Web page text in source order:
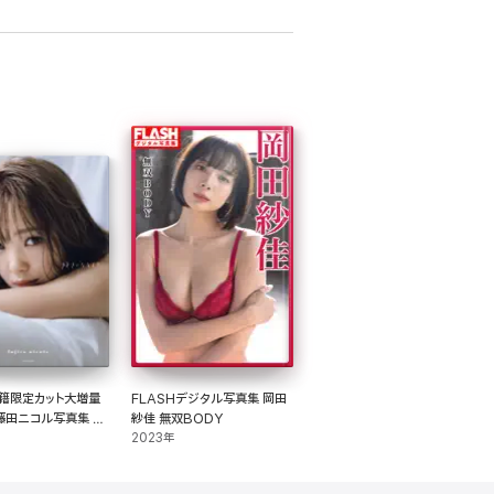
限定カット大増量
ニコル写真集 好
FLASHデジタル写真集 岡田
紗佳 無双BODY
2023年